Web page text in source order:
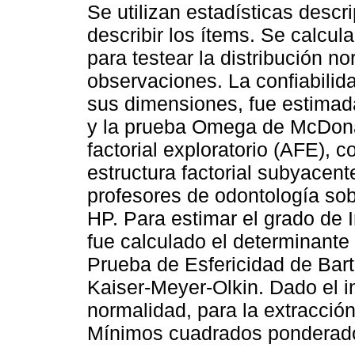
Se utilizan estadísticas
describir los ítems. Se
para testear la distribución
observaciones. La
sus dimensiones, fue
y la prueba Omega de
factorial exploratorio (AFE),
estructura factorial
profesores de odontología
HP. Para estimar el grado
fue calculado el
Prueba de Esfericidad de
Kaiser-Meyer-Olkin. Dado el
normalidad, para la
Mínimos cuadrados